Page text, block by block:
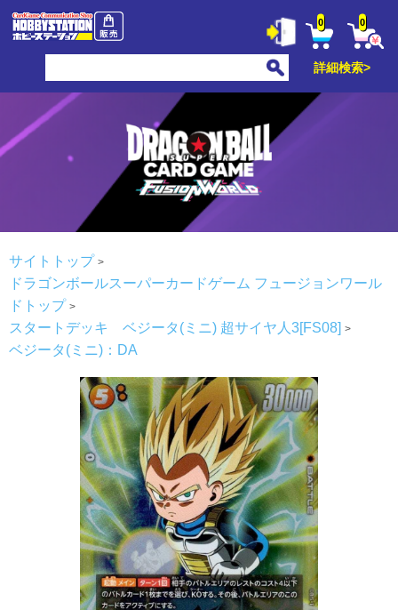
0 0
詳細検索>
サイトトップ
ドラゴンボールスーパーカードゲーム フュージョンワール
ドトップ
スタートデッキ ベジータ(ミニ) 超サイヤ人3[FS08]
ベジータ(ミニ)：DA